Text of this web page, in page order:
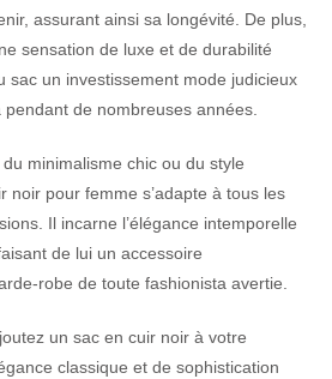
assurant ainsi sa longévité. De plus,
sensation de luxe et de durabilité
sac un investissement mode judicieux
de nombreuses années.
minimalisme chic ou du style
noir pour femme s’adapte à tous les
Il incarne l’élégance intemporelle
de lui un accessoire
robe de toute fashionista avertie.
un sac en cuir noir à votre
classique et de sophistication